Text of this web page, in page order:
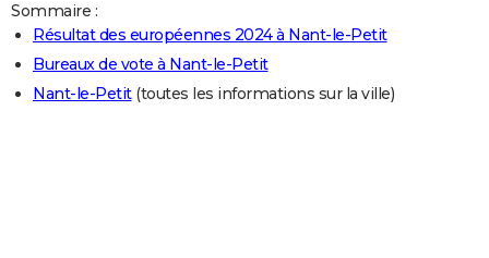
Guides de France
Escapades
Patrimoine
Expositions
Musées
Week-end nature
LIFESTYLE
Art de vivre
Bien-être
Loisirs
Mode
Modes de vie
Sommaire :
Résultat des européennes 2024 à Nant-le-Petit
Bureaux de vote à Nant-le-Petit
Nant-le-Petit(toutes les informations sur la ville)